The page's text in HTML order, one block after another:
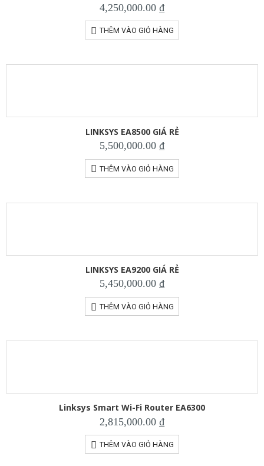
4,250,000.00 ₫
THÊM VÀO GIỎ HÀNG
LINKSYS EA8500 GIÁ RẺ
5,500,000.00 ₫
THÊM VÀO GIỎ HÀNG
LINKSYS EA9200 GIÁ RẺ
5,450,000.00 ₫
THÊM VÀO GIỎ HÀNG
Linksys Smart Wi-Fi Router EA6300
2,815,000.00 ₫
THÊM VÀO GIỎ HÀNG